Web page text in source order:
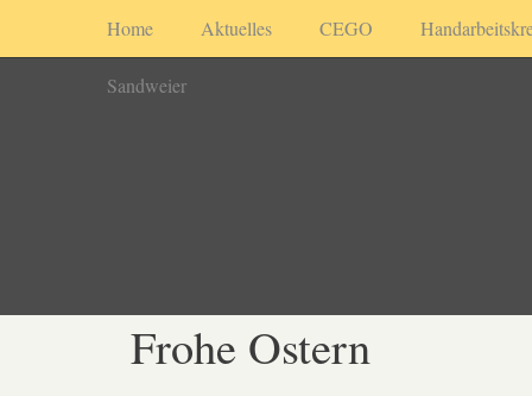
Home Aktuelles CEGO
Sandweier
Frohe Ostern